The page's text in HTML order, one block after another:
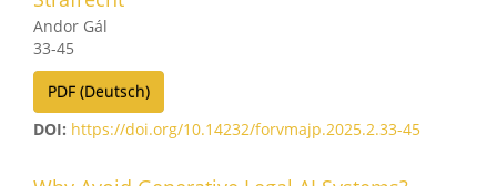
Andor Gál
33-45
PDF (Deutsch)
DOI: https://doi.org/10.14232/forvmajp.2025.2.33-45